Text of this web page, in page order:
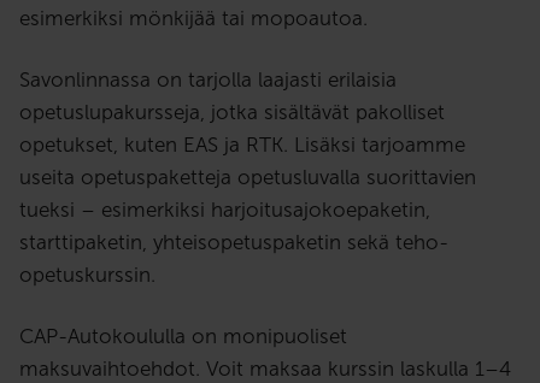
esimerkiksi mönkijää tai mopoautoa.
Savonlinnassa on tarjolla laajasti erilaisia
opetuslupakursseja, jotka sisältävät pakolliset
opetukset, kuten EAS ja RTK. Lisäksi tarjoamme
useita opetuspaketteja opetusluvalla suorittavien
tueksi – esimerkiksi harjoitusajokoepaketin,
starttipaketin, yhteisopetuspaketin sekä teho-
opetuskurssin.
CAP-Autokoululla on monipuoliset
maksuvaihtoehdot. Voit maksaa kurssin laskulla 1–4